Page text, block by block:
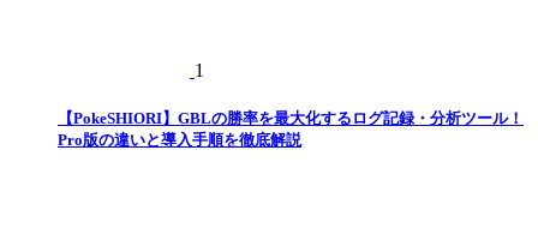
1
【PokeSHIORI】GBLの勝率を最大化するログ記録・分析ツール！
Pro版の違いと導入手順を徹底解説